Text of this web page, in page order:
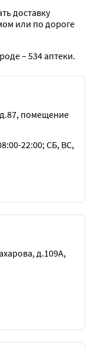
доставку
или по дороге
– 534 аптеки.
помещение
22:00; СБ, ВС,
д.109А,